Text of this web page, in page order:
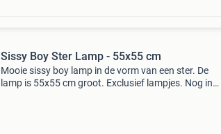
Sissy Boy Ster Lamp - 55x55 cm
Mooie sissy boy lamp in de vorm van een ster. De
lamp is 55x55 cm groot. Exclusief lampjes. Nog in